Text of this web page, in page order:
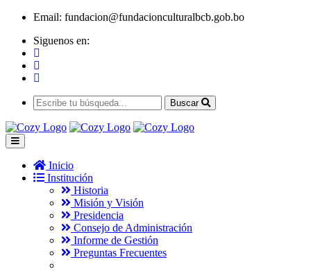
Email: fundacion@fundacionculturalbcb.gob.bo
Siguenos en:
Buscar
Inicio
Institución
Historia
Misión y Visión
Presidencia
Consejo de Administración
Informe de Gestión
Preguntas Frecuentes